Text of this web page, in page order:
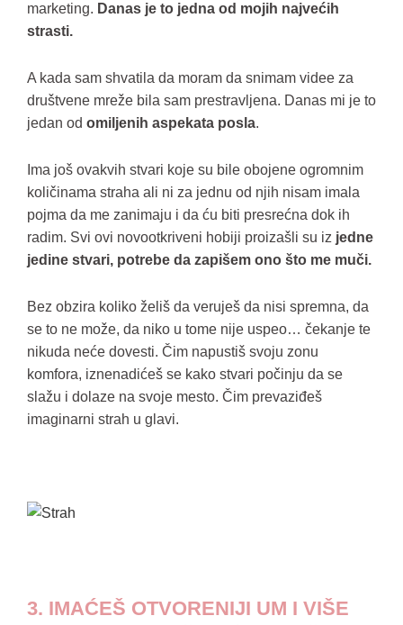
marketing. Danas je to jedna od mojih najvećih
strasti.
A kada sam shvatila da moram da snimam videe za
društvene mreže bila sam prestravljena. Danas mi je to
jedan od omiljenih aspekata posla.
Ima još ovakvih stvari koje su bile obojene ogromnim
količinama straha ali ni za jednu od njih nisam imala
pojma da me zanimaju i da ću biti presrećna dok ih
radim. Svi ovi novootkriveni hobiji proizašli su iz jedne
jedine stvari, potrebe da zapišem ono što me muči.
Bez obzira koliko želiš da veruješ da nisi spremna, da
se to ne može, da niko u tome nije uspeo… čekanje te
nikuda neće dovesti. Čim napustiš svoju zonu
komfora, iznenadićeš se kako stvari počinju da se
slažu i dolaze na svoje mesto. Čim prevaziđeš
imaginarni strah u glavi.
3. IMAĆEŠ OTVORENIJI UM I VIŠE